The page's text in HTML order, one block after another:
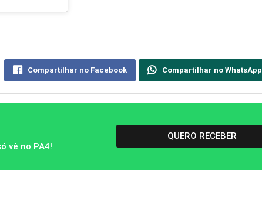
Compartilhar no Facebook Compartilhar no WhatsApp
vê no PA4!
QUERO RECEBER